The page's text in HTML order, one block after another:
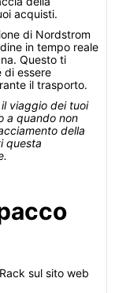
acquisti.
di Nordstrom
in tempo reale
Questo ti
di essere
il trasporto.
viaggio dei tuoi
a quando non
della
questa
sul sito web